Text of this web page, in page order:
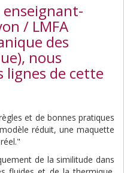
enseignant-
/ LMFA
des
nous
lignes de cette
et de bonnes pratiques
réduit, une maquette
de la similitude dans